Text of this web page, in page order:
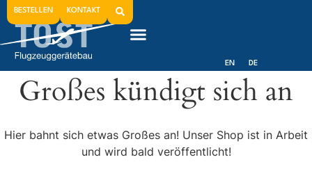
BESTELLEN KONTAKT
EN DE
Großes kündigt sich an
Hier bahnt sich etwas Großes an! Unser Shop ist in Arbeit
und wird bald veröffentlicht!